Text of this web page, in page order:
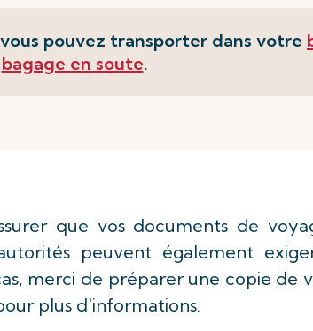
pouvez transporter dans votre
bagage en soute.
que vos documents de
peuvent également
merci de préparer une copie de
plus d'informations.